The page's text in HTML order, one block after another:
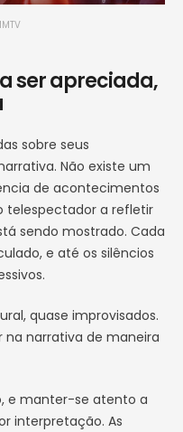
ser apreciada,
sobre seus
Não existe um
de acontecimentos
telespectador a refletir
sendo mostrado. Cada
e até os silêncios
quase improvisados.
na narrativa de maneira
e manter-se atento a
interpretação. As